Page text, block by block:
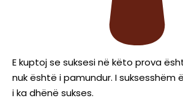
E kuptoj se suksesi në këto prova
nuk është i pamundur. I suksesshëm
i ka dhënë sukses.